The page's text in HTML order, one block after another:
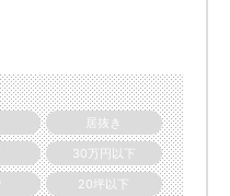
居抜き
30万円以下
20坪以下